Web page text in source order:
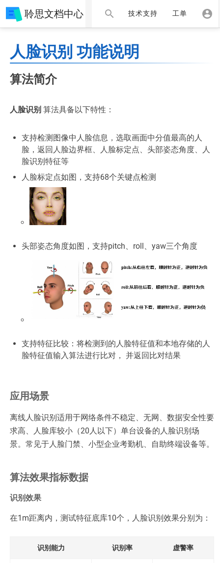
聆思文档中心 技术支持 工单
人脸识别 功能说明
算法简介
人脸识别 算法具备以下特性：
支持检测图像中人脸信息，选取画面中分值最高的人
脸，返回人脸边界框、人脸标定点、头部姿态角度、人
脸识别特征等
人脸标定点如图，支持68个关键点检测
头部姿态角度如图，支持pitch、roll、yaw三个角度
支持特征比较：将检测到的人脸特征值和本地存储的人
脸特征值输入算法进行比对， 并返回比对结果
应用场景
离线人脸识别适用于网络条件不稳定、无网、数据安全性要
求高、人脸库较小（20人以下）单台设备的人脸识别场
景。常见于人脸门禁、小型企业考勤机、自助终端设备等。
算法效果指标数据
识别效果
在1m距离内，测试特征底库10个，人脸识别效果分别为：
识别能力 识别率 虚警率